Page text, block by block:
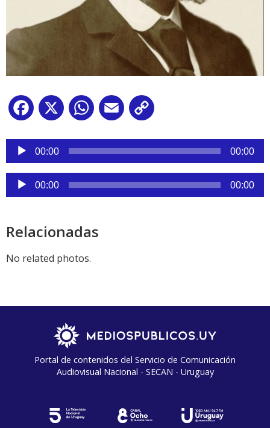
Facebook
X WhatsApp
Email
Reproductor
audio
00:00 00:00
Reproductor
de
00:00 00:00
Relacionadas
No related photos.
Portal de contenidos del Servicio de Comunicación
Audiovisual Nacional - SECAN - Uruguay